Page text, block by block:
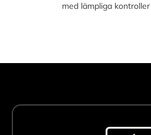
med lämpliga